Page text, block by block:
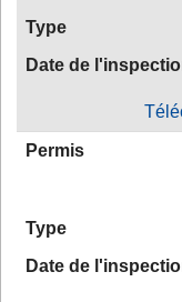
Type
Date de
Permis
Type
Date de